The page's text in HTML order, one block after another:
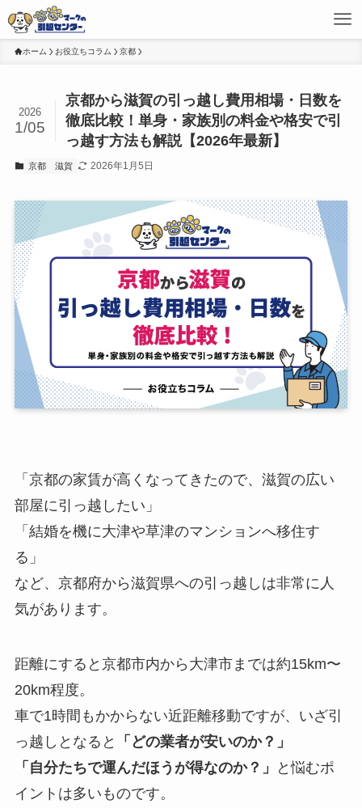
ホーム お役立ちコラム 京都
京都から滋賀の引っ越し費用相場・日数を
徹底比較！単身・家族別の料金や格安で引
っ越す方法も解説【2026年最新】
2026
1/05
京都 滋賀 2026年1月5日
「京都の家賃が高くなってきたので、滋賀の広い
部屋に引っ越したい」
「結婚を機に大津や草津のマンションへ移住す
る」
など、京都府から滋賀県への引っ越しは非常に人
気があります。
距離にすると京都市内から大津市までは約15km〜
20km程度。
車で1時間もかからない近距離移動ですが、いざ引
っ越しとなると
「どの業者が安いのか？」
「自分たちで運んだほうが得なのか？」
と悩むポ
イントは多いものです。